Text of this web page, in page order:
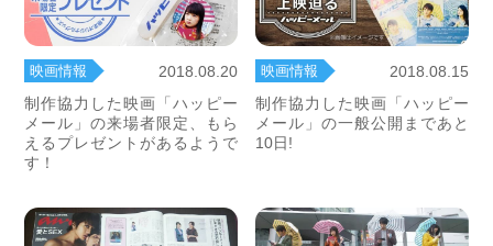
映画情報
2018.08.20
制作協力した映画「ハッピー
メール」の来場者限定、もら
えるプレゼントがあるようで
す！
映画情報
2018.08.15
制作協力した映画「ハッピー
メール」の一般公開まであと
10日!